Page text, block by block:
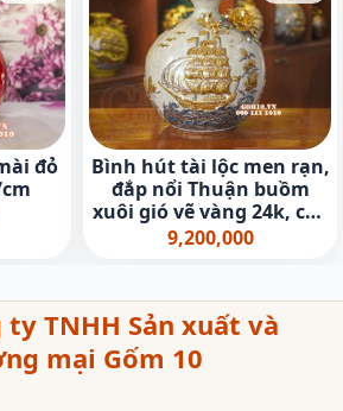
đỏ
Bình hút tài lộc men rạn,
đắp nổi Thuận buồm
xuôi gió vẽ vàng 24k, cao
35cm
9,200,000
ty TNHH Sản xuất và
mại Gốm 10